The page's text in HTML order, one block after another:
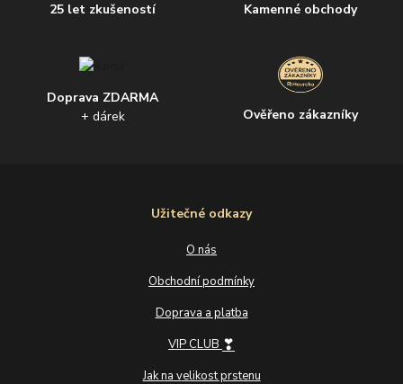
25 let zkušeností Kamenné obchody
Doprava ZDARMA
+ dárek
Ověřeno zákazníky
Užitečné odkazy
O nás
Obchodní podmínky
Doprava a platba
VIP CLUB ❣
Jak na velikost prstenu